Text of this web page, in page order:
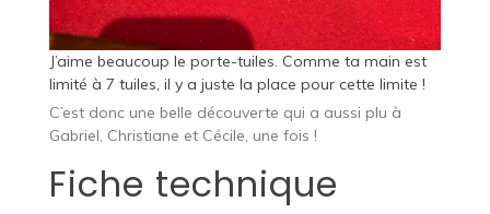
J’aime beaucoup le porte-tuiles. Comme ta main est
limité à 7 tuiles, il y a juste la place pour cette limite !
C’est donc une belle découverte qui a aussi plu à
Gabriel, Christiane et Cécile, une fois !
Fiche technique